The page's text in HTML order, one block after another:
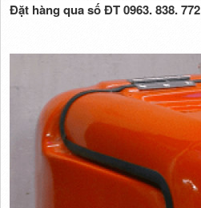
Đặt hàng qua số ĐT 0963. 838. 772